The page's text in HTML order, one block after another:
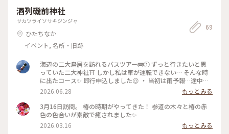
#手作りケーキ #ランチ #コーヒー#スイーツ #癒し#まったり
#farmalcafe
酒列磯前神社
サカツライソサキジンジャ
ひたちなか
イベント, 名所・旧跡
69
海辺の二大鳥居を訪れるバスツアー🚌① ずっと行きたいと思
っていた二大神社⛩️ しかし私は車が運転できない… そんな時
に出たコース✨ 即行申込しました😌 ・ 当初は雨予報…途中霧
雨が降っているところもありましたが、参拝のときには晴れ、
結果暑すぎるくらい晴れました😅 ・ まずは酒列磯前神社⛩️ な
でると金運のご利益を得られると知られている亀の石像のある
神社。 ただ私の目的は亀さんではなく、参道の樹叢！！ 緑に
覆われた木のトンネルです！ ここを歩きたくて歩きたくて☺️
ものすごく気持ち良かったです✨ 深呼吸たくさんしてきまし
2026.06.28
もっとみる
3月16日訪問。 椿の時期がやってきた！ 参道の木々と椿の赤
色の色合いが素敵で癒されました✨
2026.03.16
もっとみる